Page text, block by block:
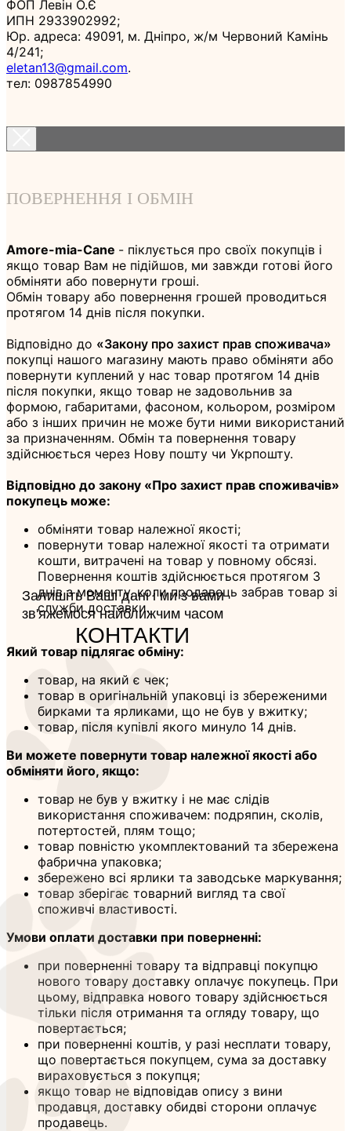
Залишіть Ваші дані і ми з вами
зв'яжемося найближчим часом
КОНТАКТИ
ФОП Левін О.Є
ИПН 2933902992;
Юр. адреса: 49091, м. Дніпро, ж/м Червоний Камінь
4/241;
eletan13@gmail.com.
тел: 0987854990
ПОВЕРНЕННЯ І ОБМІН
Amore-mia-Cane - піклується про своїх покупців і
якщо товар Вам не підійшов, ми завжди готові його
обміняти або повернути гроші.
Обмін товару або повернення грошей проводиться
протягом 14 днів після покупки.
Відповідно до «Закону про захист прав споживача»
покупці нашого магазину мають право обміняти або
повернути куплений у нас товар протягом 14 днів
після покупки, якщо товар не задовольнив за
формою, габаритами, фасоном, кольором, розміром
або з інших причин не може бути ними використаний
за призначенням. Обмін та повернення товару
здійснюється через Нову пошту чи Укрпошту.
Відповідно до закону «Про захист прав споживачів»
покупець може:
обміняти товар належної якості;
повернути товар належної якості та отримати
кошти, витрачені на товар у повному обсязі.
Повернення коштів здійснюється протягом 3
днів з моменту, коли продавець забрав товар зі
служби доставки.
Який товар підлягає обміну:
товар, на який є чек;
товар в оригінальній упаковці із збереженими
бирками та ярликами, що не був у вжитку;
товар, після купівлі якого минуло 14 днів.
Ви можете повернути товар належної якості або
обміняти його, якщо:
товар не був у вжитку і не має слідів
використання споживачем: подряпин, сколів,
потертостей, плям тощо;
товар повністю укомплектований та збережена
фабрична упаковка;
збережено всі ярлики та заводське маркування;
товар зберігає товарний вигляд та свої
споживчі властивості.
Умови оплати доставки при поверненні:
при поверненні товару та відправці покупцю
нового товару доставку оплачує покупець. При
цьому, відправка нового товару здійснюється
тільки після отримання та огляду товару, що
повертається;
при поверненні коштів, у разі несплати товару,
що повертається покупцем, сума за доставку
вираховується з покупця;
якщо товар не відповідав опису з вини
продавця, доставку обидві сторони оплачує
продавець.